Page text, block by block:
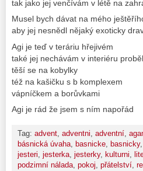
tak jako jej venčívám v létě na
Musel bych dávat na mého
aby jej nesnědl nějaký exoticky
Agi je teď v teráriu hřejivém
také jej nechávám v interiéru
těší se na kobylky
též na kašičku s b komplexem
vápníčkem a borůvkami
Agi je rád že jsem s ním napořád
Tag: advent adventni adventní
básnická úvaha
basnicke basnicky,
jesteri jesterka jesterky, kulturni
podzimní nálada pokoj přátelství